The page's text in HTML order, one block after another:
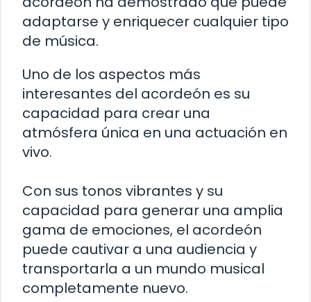
adaptarse y enriquecer cualquier tipo
de música.
Uno de los aspectos más
interesantes del acordeón es su
capacidad para crear una
atmósfera única en una actuación en
vivo.
Con sus tonos vibrantes y su
capacidad para generar una amplia
gama de emociones, el acordeón
puede cautivar a una audiencia y
transportarla a un mundo musical
completamente nuevo.